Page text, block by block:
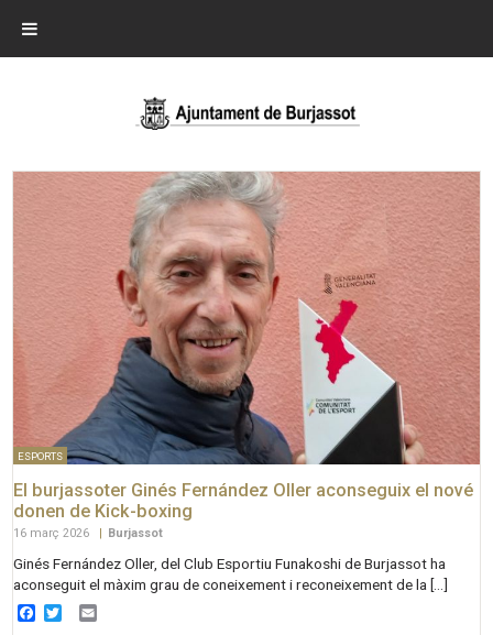
ESPORTS
El burjassoter Ginés Fernández Oller aconseguix el nové
donen de Kick-boxing
16 març 2026 Burjassot
Ginés Fernández Oller, del Club Esportiu Funakoshi de Burjassot ha
aconseguit el màxim grau de coneixement i reconeixement de la […]
Facebook
Twitter